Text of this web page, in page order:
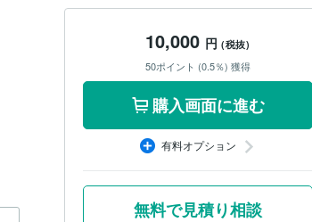
10,000 円(税抜)
50ポイント (0.5％) 獲得
購入画面に進む
有料オプション
無料で見積り相談